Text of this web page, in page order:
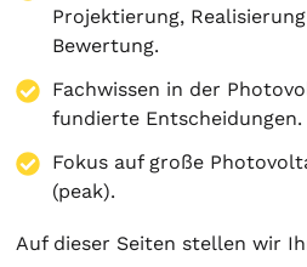
Projektierung,
Bewertung.
Fachwissen in der
fundierte Entscheidungen.
Fokus auf große
(peak).
Auf dieser Seiten stellen wir